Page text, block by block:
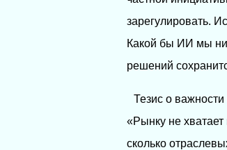
зарегулировать.
Какой бы ИИ мы ни
решений
Тезис о
«Рынку не
сколько